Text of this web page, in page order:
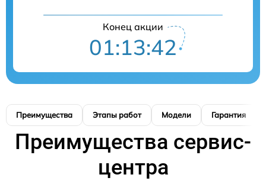
Конец акции
01:13:41
Преимущества Этапы работ Модели Гарантия
Преимущества сервис-
центра